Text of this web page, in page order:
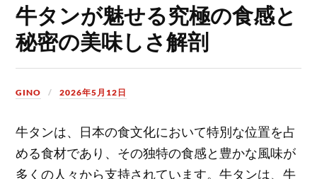
牛タンが魅せる究極の食感と
秘密の美味しさ解剖
GINO 2026年5月12日
牛タンは、日本の食文化において特別な位置を占
める食材であり、その独特の食感と豊かな風味が
多くの人々から支持されています。牛タンは、牛